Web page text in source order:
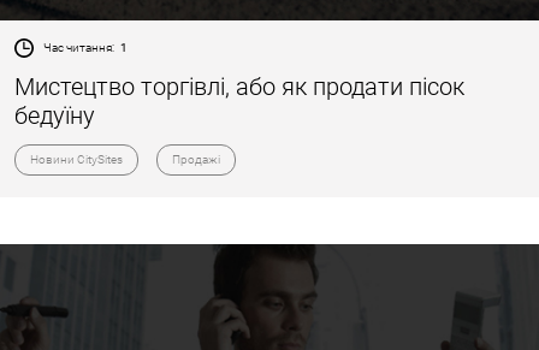
Час читання: 1
Мистецтво торгівлі, або як продати пісок
бедуїну
Новини CitySites Продажі